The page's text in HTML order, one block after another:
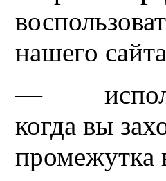
нашего
—
когда вы
промежутка